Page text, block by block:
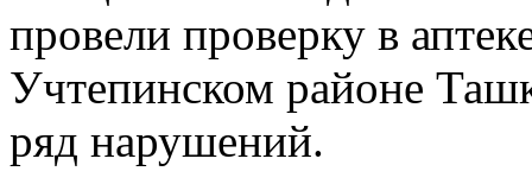
провели проверку в
Учтепинском районе
ряд нарушений.